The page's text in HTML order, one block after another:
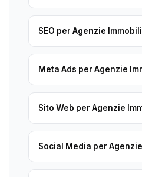
SEO per Agenzie
Meta Ads per Agenzie
Sito Web per Agenzie
Social Media per